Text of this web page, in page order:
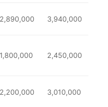
2,890,000 3,940,000
1,800,000 2,450,000
2,200,000 3,010,000